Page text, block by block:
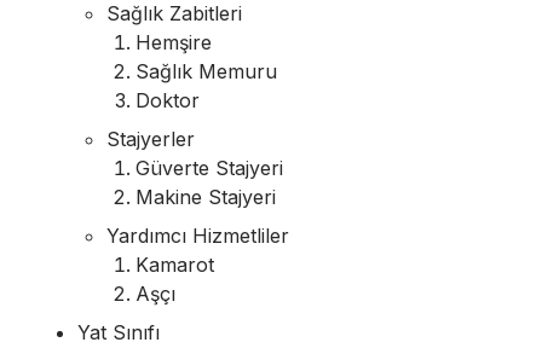
Sağlık Zabitleri
Hemşire
Sağlık Memuru
Doktor
Stajyerler
Güverte Stajyeri
Makine Stajyeri
Yardımcı Hizmetliler
Kamarot
Aşçı
Yat Sınıfı